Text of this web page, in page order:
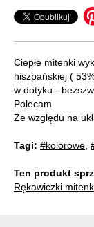
Ciepłe mitenki
hiszpańskiej (
w dotyku -
Polecam.
Ze względu na
Tagi: #kolorowe
Ten produkt
Rękawiczki